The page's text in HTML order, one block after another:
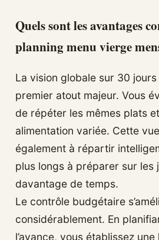
Quels sont les avantages
planning menu vierge
La vision globale sur 30
premier atout majeur. Vous
de répéter les mêmes plats
alimentation variée. Cette
également à répartir
plus longs à préparer sur les
davantage de temps.
Le contrôle budgétaire
considérablement. En
l’avance, vous établissez